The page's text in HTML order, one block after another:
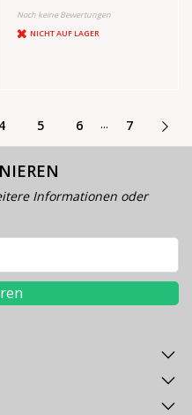
Grünen Linien
Noch keine Bewertungen
NICHT AUF LAGER
4 5 6 ... 7
Informationen oder